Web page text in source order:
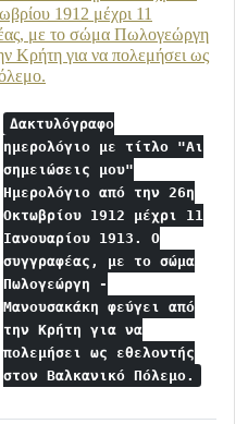
1912 μέχρι 11
με το σώμα Πωλογεώργη
Κρήτη για να πολεμήσει ως
Δακτυλόγραφο
ημερολόγιο με τίτλο "Αι
σημειώσεις μου"
Ημερολόγιο από την 26η
Οκτωβρίου 1912 μέχρι 11
Ιανουαρίου 1913. Ο
συγγραφέας, με το σώμα
Πωλογεώργη -
Μανουσακάκη φεύγει από
την Κρήτη για να
πολεμήσει ως εθελοντής
στον Βαλκανικό Πόλεμο.